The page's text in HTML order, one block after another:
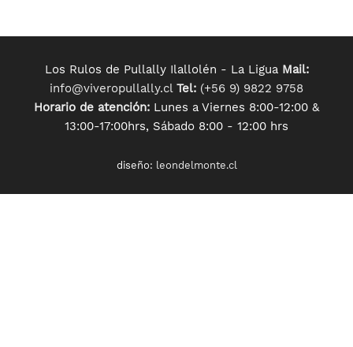
Los Rulos de Pullally Ilallolén - La Ligua Mail:
info@viveropullally.cl Tel: (+56 9) 9822 9758
Horario de atención: Lunes a Viernes 8:00-12:00 &
13:00-17:00hrs, Sábado 8:00 - 12:00 hrs
diseño: leondelmonte.cl